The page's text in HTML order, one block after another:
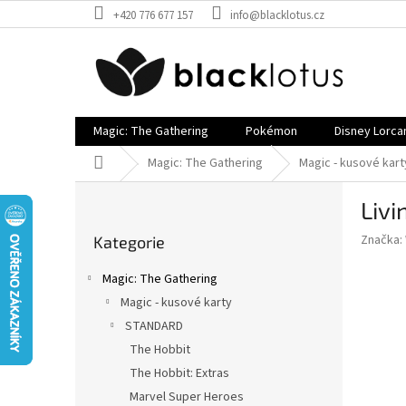
na
+420 776 677 157 info@blacklotus.cz
Magic: The Gathering Pokémon Disney
Domů Magic: The Gathering Magic - kusové
kategorie
Kategorie
Magic: The Gathering
Magic - kusové karty
STANDARD
The Hobbit
The Hobbit: Extras
Marvel Super Heroes
Značka: